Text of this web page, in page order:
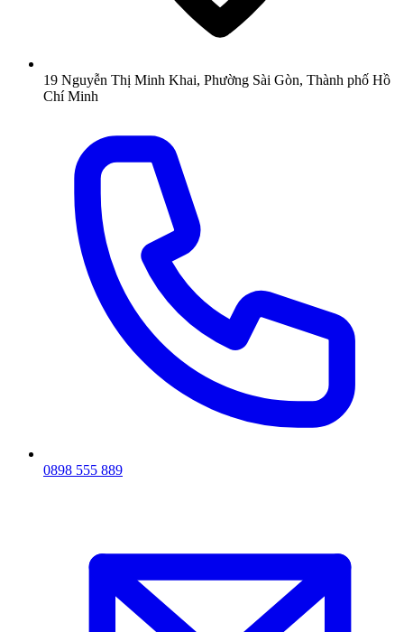
19 Nguyễn Thị Minh Khai, Phường Sài Gòn, Thành phố Hồ
Chí Minh
0898 555 889